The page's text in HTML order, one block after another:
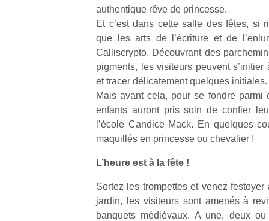
authentique rêve de princesse.
Et c’est dans cette salle des fêtes, si
que les arts de l’écriture et de
Calliscrypto. Découvrant des
pigments, les visiteurs peuvent
et tracer délicatement quelques initiales.
Mais avant cela, pour se fondre parmi
enfants auront pris soin de confier
l’école Candice Mack. En quelques
maquillés en princesse ou chevalier !
L’heure est à la fête !
Sortez les trompettes et venez
jardin, les visiteurs sont amenés à
banquets médiévaux. A une, deux